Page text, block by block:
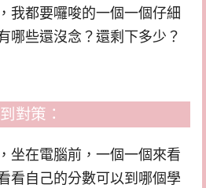
我都要囉唆的一個一個仔細
哪些還沒念？還剩下多少？
對策：
坐在電腦前，一個一個來看
看自己的分數可以到哪個學